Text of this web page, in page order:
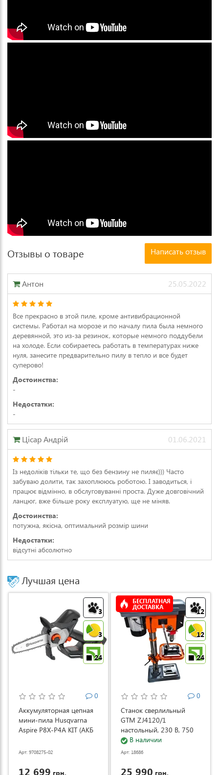
Отзывы о товаре Написать отзыв
Антон 25.05.2022
Все прекрасно в этой пиле, кроме антивибрационной
системы. Работал на морозе и по началу пила была немного
деревянной, это из-за резинок, которые немного поддубели
на холоде. Если собираетесь работать в температурах ниже
нуля, занесите предварительно пилу в тепло и все будет
суперово!
Достоинства:
-
Недостатки:
-
Цісар Андрій 01.06.2021
Із недоліків тільки те, що без бензину не пиляє))) Часто
забуваю долити, так захоплююсь роботою. І заводиться, і
працює відмінно, в обслуговуванні проста. Дуже довговічний
ланцюг, вже більше року експлуатую, ще не міняв.
Достоинства:
потужна, якісна, оптимальний розмір шини
Недостатки:
відсутні абсолютно
Лучшая цена
3
3
24
0
Аккумуляторная цепная
мини-пила Husqvarna
Aspire P8X-P4A KIT (АКБ
Арт: 9708275-02
12 699 грн.
12
12
24
БЕСПЛАТНАЯ
ДОСТАВКА
0
Станок сверлильный
GTM ZJ4120/1
настольный, 230 В, 750
Вт (ZJ4120/1)
В наличии
Арт: 18686
25 990 грн.